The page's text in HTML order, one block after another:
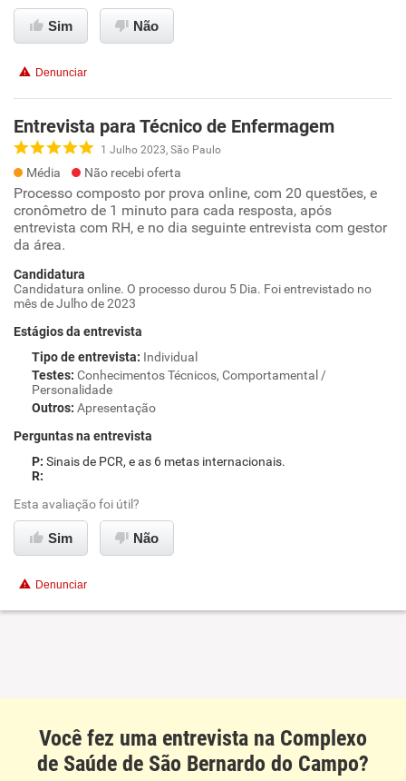
Sim Não
Denunciar
Entrevista para Técnico de Enfermagem
1 Julho 2023, São Paulo
Média Não recebi oferta
Processo composto por prova online, com 20 questões, e
cronômetro de 1 minuto para cada resposta, após
entrevista com RH, e no dia seguinte entrevista com gestor
da área.
Candidatura
Candidatura online. O processo durou 5 Dia. Foi entrevistado no
mês de Julho de 2023
Estágios da entrevista
Tipo de entrevista: Individual
Testes: Conhecimentos Técnicos, Comportamental /
Personalidade
Outros: Apresentação
Perguntas na entrevista
Sinais de PCR, e as 6 metas internacionais.
Esta avaliação foi útil?
Sim Não
Denunciar
Você fez uma entrevista na Complexo
de Saúde de São Bernardo do Campo?